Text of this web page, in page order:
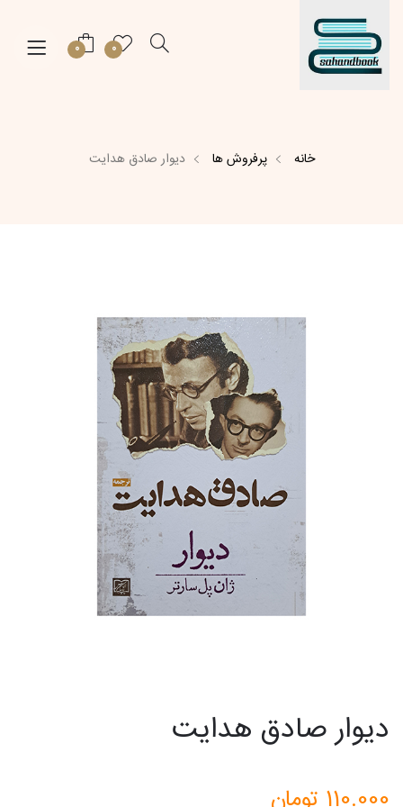
0
0
خانه پرفروش ها دیوار صادق هدایت
دیوار صادق هدایت